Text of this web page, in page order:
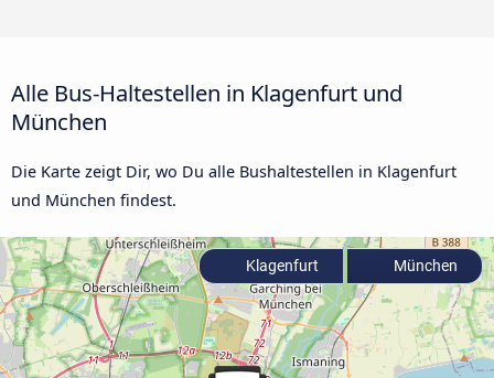
Alle Bus-Haltestellen in Klagenfurt und
München
Die Karte zeigt Dir, wo Du alle Bushaltestellen in Klagenfurt
und München findest.
Klagenfurt München